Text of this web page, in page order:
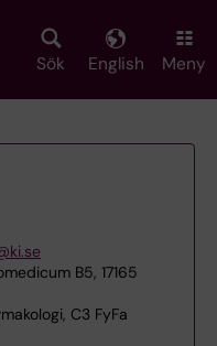
Sök English Meny
B5, 17165
C3 FyFa